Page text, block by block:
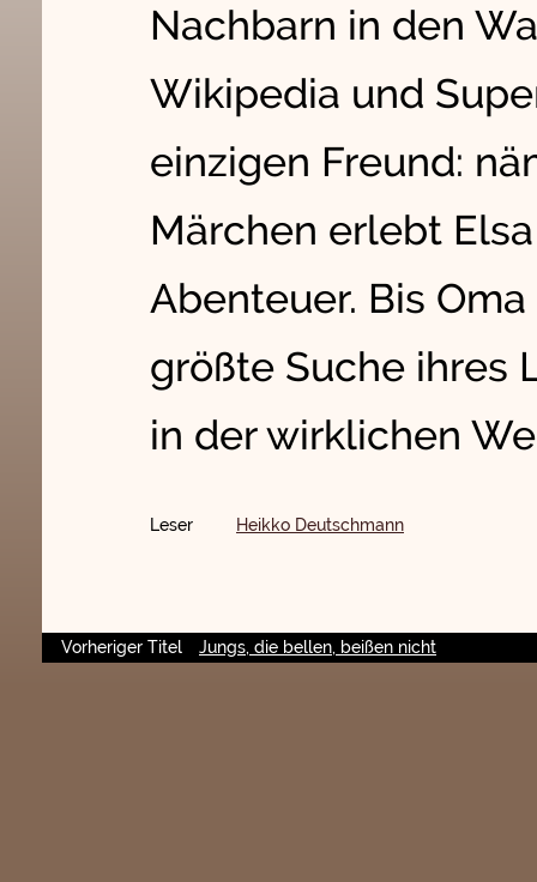
Nachbarn in den
Wikipedia und
einzigen Freund:
Märchen erlebt
Abenteuer. Bis
größte Suche ihres
in der wirklichen
Leser Heikko Deutschmann
Vorheriger Titel Jungs, die bellen, beißen nicht